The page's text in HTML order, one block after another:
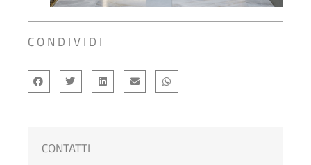
CONDIVIDI
CONTATTI